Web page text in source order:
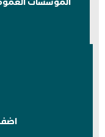
اضف